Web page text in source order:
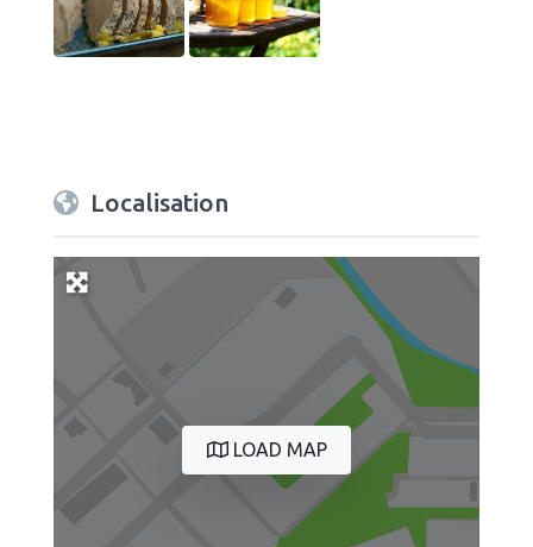
Localisation
LOAD MAP